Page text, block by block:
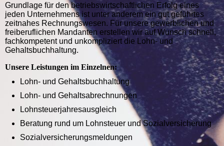
Grundlage für den betriebswirtschaftlichen Erfolg eines
jeden Unternehmens ist unter anderem ein gut geführtes
zeitnahes Rechnungswesen. Für unsere gewerblichen und
freiberuflichen Mandanten erstellen wir auf Wunsch schnell,
fachkompetent und un­kompliziert die Lohn- und
Gehaltsbuchhaltung.
Unsere Leistungen im Einzelnen:
Lohn- und Gehaltsbuchhaltung
Lohn- und Gehaltsabrechnungen
Lohnsteuerjahresausgleich
Beratung rund um Lohnsteuer und Sozialversicherung
Sozialversicherungsmeldungen